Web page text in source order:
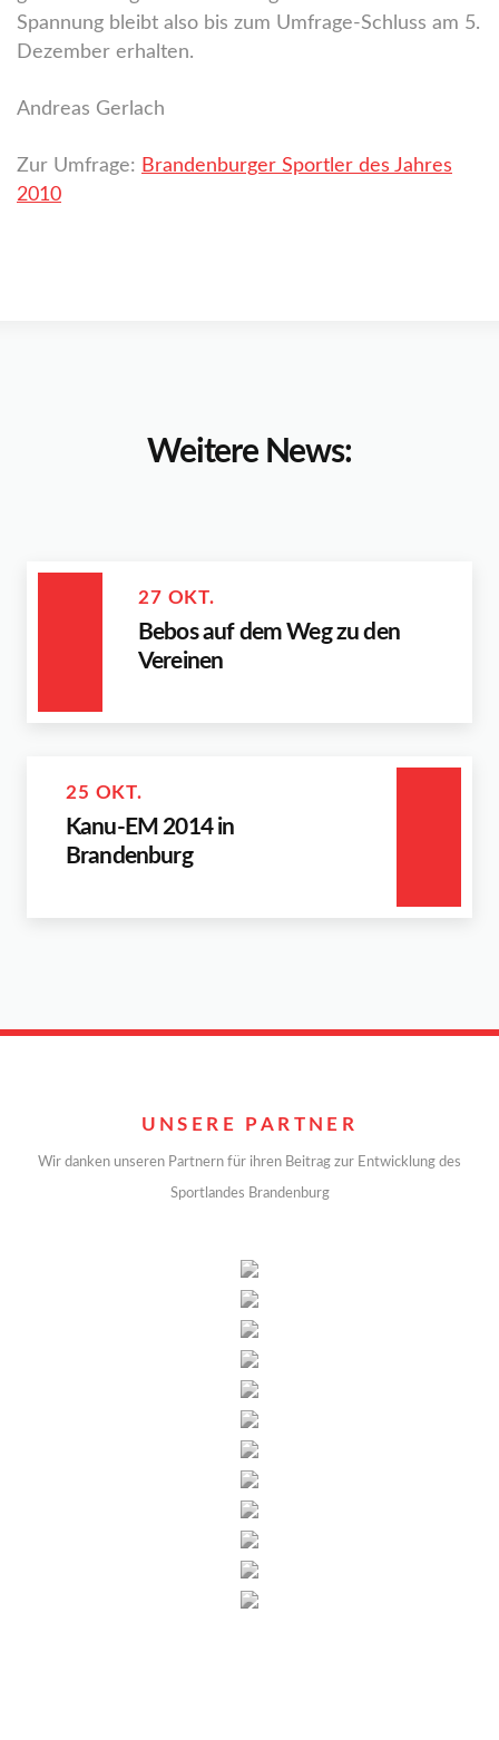
Spannung bleibt also bis zum Umfrage-Schluss am 5.
Dezember erhalten.
Andreas Gerlach
Zur Umfrage: Brandenburger Sportler des Jahres
2010
Weitere News:
27 OKT.
Bebos auf dem Weg zu den
Vereinen
25 OKT.
Kanu-EM 2014 in
Brandenburg
UNSERE PARTNER
Wir danken unseren Partnern für ihren Beitrag zur Entwicklung des
Sportlandes Brandenburg